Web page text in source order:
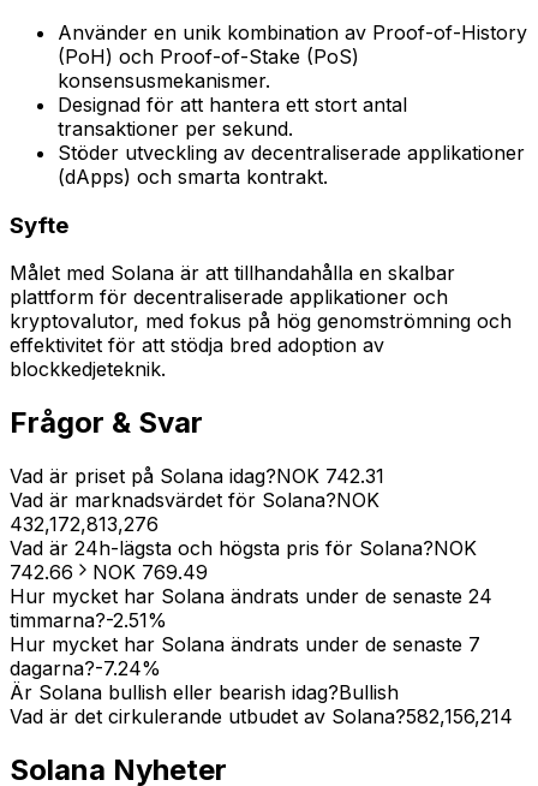
Använder en unik kombination av Proof-of-History
(PoH) och Proof-of-Stake (PoS)
konsensusmekanismer.
Designad för att hantera ett stort antal
transaktioner per sekund.
Stöder utveckling av decentraliserade applikationer
(dApps) och smarta kontrakt.
Syfte
Målet med Solana är att tillhandahålla en skalbar
plattform för decentraliserade applikationer och
kryptovalutor, med fokus på hög genomströmning och
effektivitet för att stödja bred adoption av
blockkedjeteknik.
Frågor & Svar
Vad är priset på Solana idag?NOK 742.31
Vad är marknadsvärdet för Solana?NOK
432,172,813,276
Vad är 24h-lägsta och högsta pris för Solana?NOK
742.66
NOK 769.49
Hur mycket har Solana ändrats under de senaste 24
timmarna?-2.51%
Hur mycket har Solana ändrats under de senaste 7
dagarna?-7.24%
Är Solana bullish eller bearish idag?Bullish
Vad är det cirkulerande utbudet av Solana?582,156,214
Solana Nyheter